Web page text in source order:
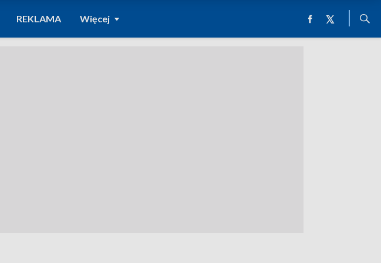
REKLAMA Więcej